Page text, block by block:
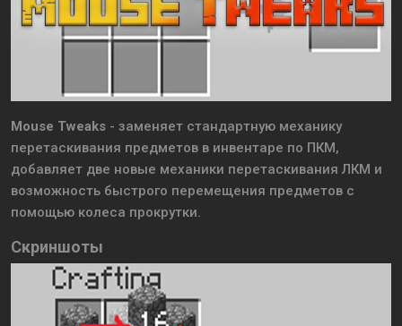
Mouse Tweaks - заменяет стандартную механику
перетаскивания предметов в инвентаре по ПКМ,
добавляет две новые механики перетаскивания ЛКМ и
возможность быстрого перемещения предметов с
помощью колеса прокрутки.
Скриншоты